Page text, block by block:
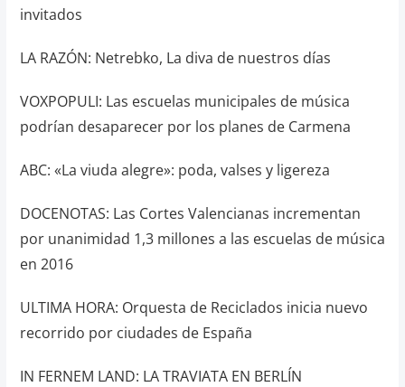
invitados
LA RAZÓN: Netrebko, La diva de nuestros días
VOXPOPULI: Las escuelas municipales de música
podrían desaparecer por los planes de Carmena
ABC: «La viuda alegre»: poda, valses y ligereza
DOCENOTAS: Las Cortes Valencianas incrementan
por unanimidad 1,3 millones a las escuelas de música
en 2016
ULTIMA HORA: Orquesta de Reciclados inicia nuevo
recorrido por ciudades de España
IN FERNEM LAND: LA TRAVIATA EN BERLÍN